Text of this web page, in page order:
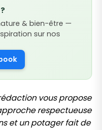
& bien-être —
sur nos
vous propose
respectueuse
et un potager fait de